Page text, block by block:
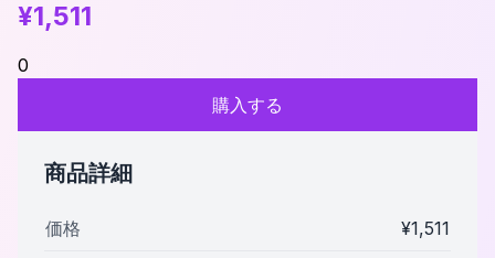
¥1,511
0
購入する
商品詳細
価格 ¥1,511